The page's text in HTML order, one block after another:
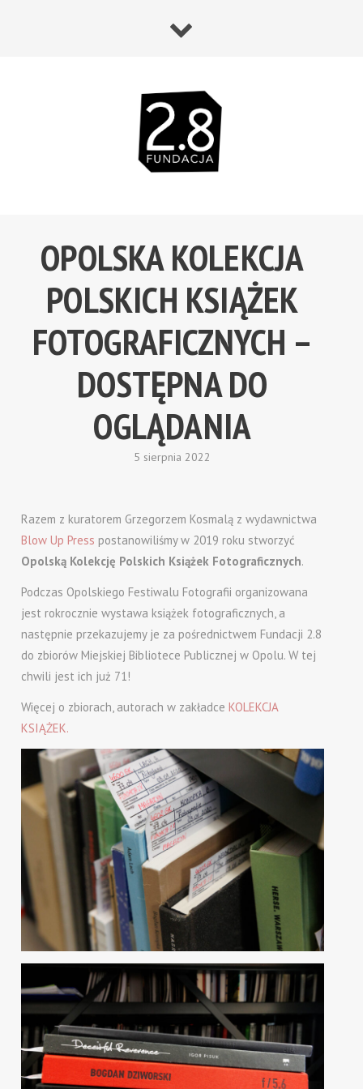
OPOLSKA KOLEKCJA
POLSKICH KSIĄŻEK
FOTOGRAFICZNYCH –
DOSTĘPNA DO
OGLĄDANIA
5 sierpnia 2022
Razem z kuratorem Grzegorzem Kosmalą z wydawnictwa
Blow Up Press postanowiliśmy w 2019 roku stworzyć
Opolską Kolekcję Polskich Książek Fotograficznych.
Podczas Opolskiego Festiwalu Fotografii organizowana
jest rokrocznie wystawa książek fotograficznych, a
następnie przekazujemy je za pośrednictwem Fundacji 2.8
do zbiorów Miejskiej Bibliotece Publicznej w Opolu. W tej
chwili jest ich już 71!
Więcej o zbiorach, autorach w zakładce KOLEKCJA
KSIĄŻEK.